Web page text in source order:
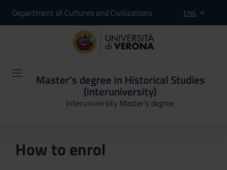
Department of Cultures and Civilizations ENG
Master’s degree in Historical Studies
(interuniversity)
Interuniversity Master's degree
How to enrol